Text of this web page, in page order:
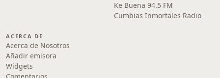
Ke Buena 94.5 FM
Cumbias Inmortales Radio
ACERCA DE
Acerca de Nosotros
Añadir emisora
Widgets